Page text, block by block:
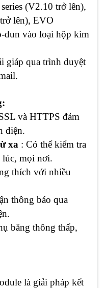
series (V2.10 trở lên),
lên), EVO
đun vào loại hộp kim
giáp qua trình duyệt
và HTTPS đảm
diện.
xa : Có thể kiểm tra
lúc, mọi nơi.
thích với nhiều
thông báo qua
băng thông thấp,
là giải pháp kết